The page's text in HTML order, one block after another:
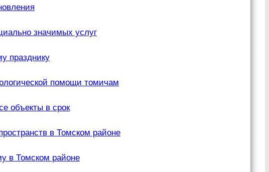
значимых услуг
празднику
помощи томичам
объекты в срок
в Томском районе
в Томском районе